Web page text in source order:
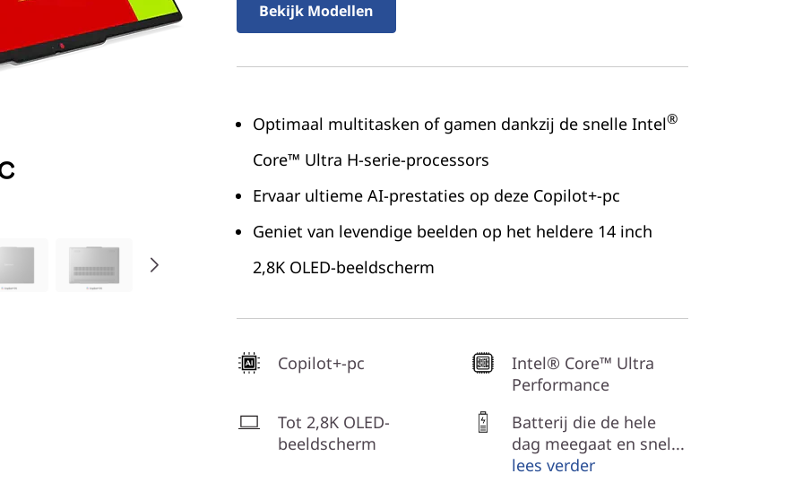
Bekijk Modellen
Optimaal multitasken of gamen dankzij de snelle Intel®
Core™ Ultra H-serie-processors
Ervaar ultieme AI-prestaties op deze Copilot+-pc
Geniet van levendige beelden op het heldere 14 inch
2,8K OLED-beeldscherm
Copilot+-pc
Intel® Core™ Ultra
Performance
Tot 2,8K OLED-
beeldscherm
Batterij die de hele
dag meegaat en snel...
lees verder